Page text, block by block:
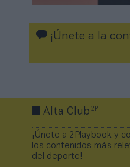
¡Únete a la
Alta Club2P
¡Únete a 2Playbook y
los contenidos más
del deporte!